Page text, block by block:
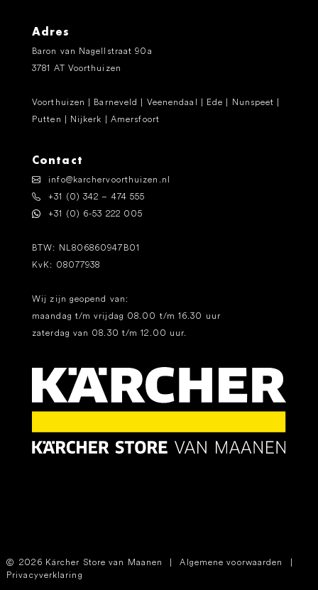
Adres
Baron van Nagellstraat 90a
3781 AT Voorthuizen
Voorthuizen | Barneveld | Veenendaal | Ede | Nunspeet |
Putten | Nijkerk | Amersfoort
Contact
info@karchervoorthuizen.nl
+31 (0) 342 – 474 555
+31 (0) 6-53 222 005
BTW: NL806860947B01
KvK: 08077938
Wij zijn geopend van:
maandag t/m vrijdag 08.00 t/m 16.30 uur
zaterdag van 08.30 t/m 12.00 uur.
2026 Kärcher Store van Maanen | Algemene voorwaarden
|
Privacyverklaring